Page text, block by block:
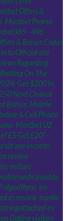
Offers &
, Mostbet Promo
- 496,
& Bonus Codes
to Official site
Regarding
On The
Get $200 In
Next Chance
Bonus, Mobile
& Cell Phone
, Mostbet UZ
£5 Get £20" -
siti per incontri,
review,
visitors,
nationwide payday
algorithms, no
es review, nordic-
es
Dating visitors,